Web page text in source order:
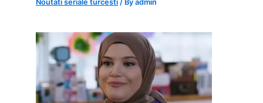
Noutati seriale turcesti / Byadmin